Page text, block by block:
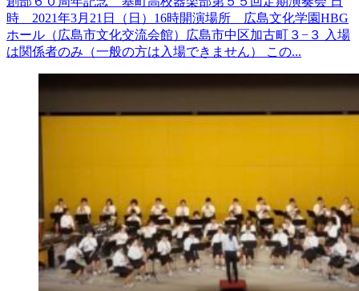
時 2021年3月21日（日）16時開演場所 広島文化学園HBG
ホール（広島市文化交流会館）広島市中区加古町３−３ 入場
は関係者のみ（一般の方は入場できません） この...